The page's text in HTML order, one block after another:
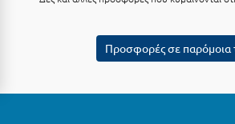
Προσφορές σε παρόμοια